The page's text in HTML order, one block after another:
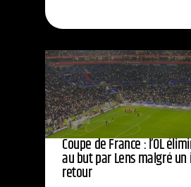
Coupe de France : l’OL
au but par Lens malgré
retour